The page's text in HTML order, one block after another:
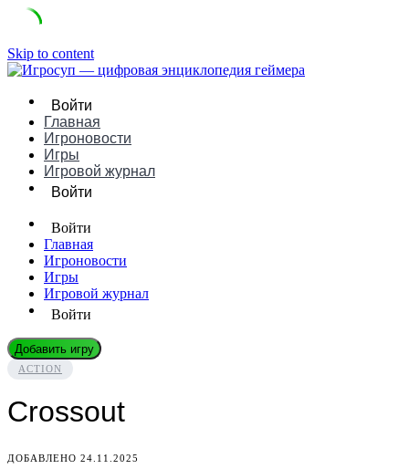
Skip to content
Войти
Главная
Игроновости
Игры
Игровой журнал
Войти
Войти
Главная
Игроновости
Игры
Игровой журнал
Войти
Добавить игру
ACTION
Crossout
ДОБАВЛЕНО 24.11.2025